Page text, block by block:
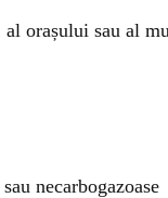
orașului sau al
necarbogazoase